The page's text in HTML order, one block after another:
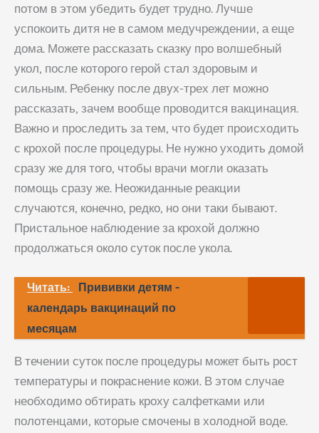
потом в этом убедить будет трудно. Лучше
успокоить дитя не в самом медучреждении, а еще
дома. Можете рассказать сказку про волшебный
укол, после которого герой стал здоровым и
сильным. Ребенку после двух-трех лет можно
рассказать, зачем вообще проводится вакцинация.
Важно и проследить за тем, что будет происходить
с крохой после процедуры. Не нужно уходить домой
сразу же для того, чтобы врачи могли оказать
помощь сразу же. Неожиданные реакции
случаются, конечно, редко, но они таки бывают.
Пристальное наблюдение за крохой должно
продолжаться около суток после укола.
Читать:
Прививки детям -
календарь вакцинаций по
месяцам
В течении суток после процедуры может быть рост
температуры и покраснение кожи. В этом случае
необходимо обтирать кроху салфетками или
полотенцами, которые смочены в холодной воде.